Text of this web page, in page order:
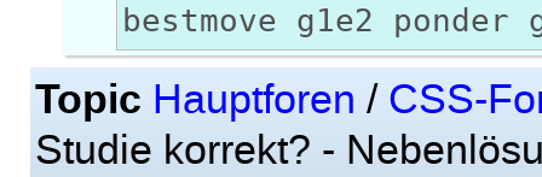
bestmove g1e2 ponder
Topic Hauptforen / CSS-
Studie korrekt? -